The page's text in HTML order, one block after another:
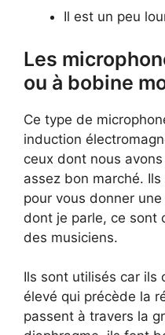
Il est un peu
Les
ou à bobine
Ce type de
induction
ceux dont nous
assez bon marché.
pour vous donner
dont je parle, ce sont
des musiciens.
Ils sont utilisés car ils
élevé qui précède la
passent à travers la